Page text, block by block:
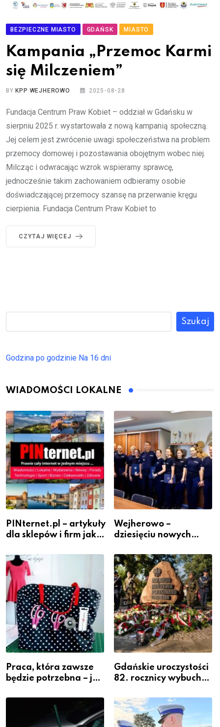
BEZPIECZNE MIASTO GDAŃSK MIASTO
Kampania „Przemoc Karmi
się Milczeniem”
BYKPP WEJHEROWO 2025-08-28
Fundacja Centrum Praw Kobiet – oddział w Gdańsku w
sierpniu 2025 r. wystartowała z nową kampanią społeczną.
Jej celem jest zwrócenie uwagi społeczeństwa na problem
przemocy domowej i pozostawania obojętnym wobec niej.
Milcząc i odwracając wzrok wspieramy sprawcę,
jednocześnie takim zachowaniem odbieramy osobie
doświadczającej przemocy szansę na przerwanie kręgu
cierpienia. Fundacja Centrum Praw Kobiet to
CZYTAJ WIĘCEJ
Szukaj
Godzina po godzinie Na 16 dni
WIADOMOŚCI LOKALNE
PINternet.pl – artykuły
dla sklepów i firm jako
widoczność
Wejherowo –
dziesięciu nowych
szeregach Komendy
Powiatowej
Praca, która zawsze
będzie potrzebna – jak
zawodem przyszłości i
gdzie się go nauczyć?
Gdańskie uroczystości
82. rocznicy wybuchu
Warszawskiego